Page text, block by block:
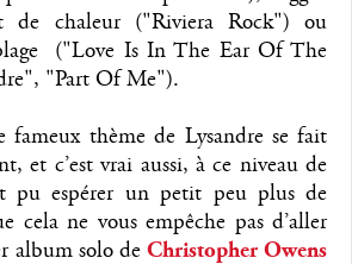
de chaleur ("Riviera Rock") ou
("Love Is In The Ear Of The
"Part Of Me").
fameux thème de Lysandre se fait
et c’est vrai aussi, à ce niveau de
pu espérer un petit peu plus de
cela ne vous empêche pas d’aller
album solo deChristopher Owens